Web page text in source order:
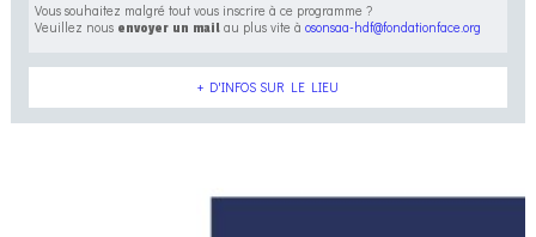
Vous souhaitez malgré tout vous inscrire à ce programme ?
Veuillez nous envoyer un mailau plus vite à osonsaa-hdf@fondationface.org
+ D'INFOS SUR LE LIEU